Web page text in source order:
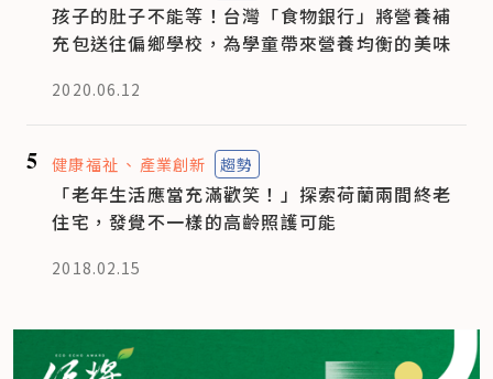
孩子的肚子不能等！台灣「食物銀行」將營養補
充包送往偏鄉學校，為學童帶來營養均衡的美味
2020.06.12
5 健康福祉 產業創新 趨勢
「老年生活應當充滿歡笑！」探索荷蘭兩間終老
住宅，發覺不一樣的高齡照護可能
2018.02.15